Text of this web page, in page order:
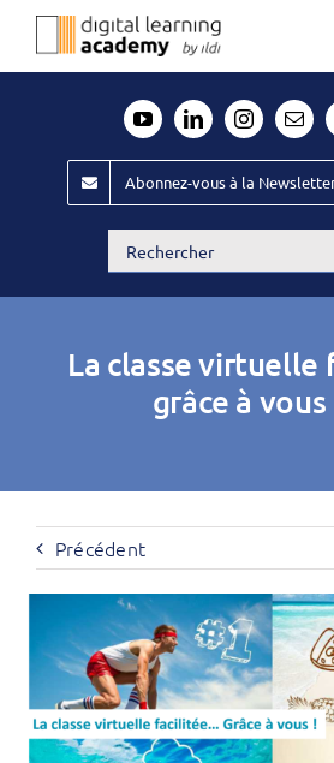
Passer
Évènements ILDI
Offres d’emploi
Publiez
Abonnez-vous à la
Rechercher:
La classe
grâce à
Précédent